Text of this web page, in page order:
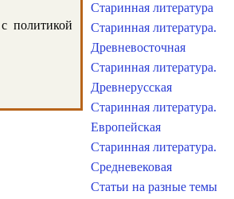
политикой
Старинная литература
Старинная литература.
Древневосточная
Старинная литература.
Древнерусская
Старинная литература.
Европейская
Старинная литература.
Средневековая
Статьи на разные темы